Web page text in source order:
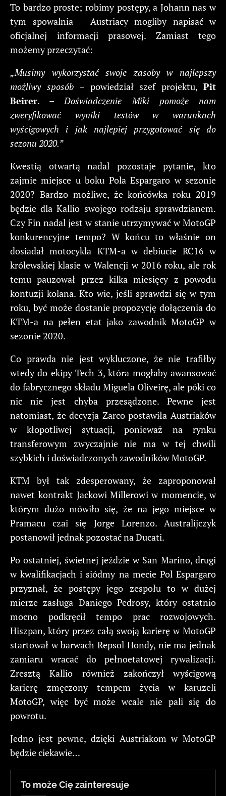
To bardzo proste; robimy postępy, a Johann nas w
tym spowalnia – Austriacy mogliby napisać w
oficjalnej informacji prasowej. Zamiast tego
możemy przeczytać:
„Musimy wykorzystać swoje zasoby w najlepszy
możliwy sposób– powiedział szef projektu,Pit
Beirer. – Doświadczenie Miki pomoże nam
zweryfikować wyniki testów w warunkach
wyścigowych i jak najlepiej przygotować się do
sezonu 2020.”
Kwestią otwartą nadal pozostaje pytanie, kto
zajmie miejsce u boku Pola Espargaro w sezonie
2020? Bardzo możliwe, że końcówka roku 2019
będzie dla Kallio swojego rodzaju sprawdzianem.
Czy Fin nadal jest w stanie utrzymywać w MotoGP
konkurencyjne tempo? W końcu to właśnie on
dosiadał motocykla KTM-a w debiucie RC16 w
królewskiej klasie w Walencji w 2016 roku, ale rok
temu pauzował przez kilka miesięcy z powodu
kontuzji kolana. Kto wie, jeśli sprawdzi się w tym
roku, być może dostanie propozycję dołączenia do
KTM-a na pełen etat jako zawodnik MotoGP w
sezonie 2020.
Co prawda nie jest wykluczone, że nie trafiłby
wtedy do ekipy Tech 3, która mogłaby awansować
do fabrycznego składu Miguela Oliveirę, ale póki co
nic nie jest chyba przesądzone. Pewne jest
natomiast, że decyzja Zarco postawiła Austriaków
w kłopotliwej sytuacji, ponieważ na rynku
transferowym zwyczajnie nie ma w tej chwili
szybkich i doświadczonych zawodników MotoGP.
KTM był tak zdesperowany, że zaproponował
nawet kontrakt Jackowi Millerowi w momencie, w
którym dużo mówiło się, że na jego miejsce w
Pramacu czai się Jorge Lorenzo. Australijczyk
postanowił jednak pozostać na Ducati.
Po ostatniej, świetnej jeździe w San Marino, drugi
w kwalifikacjach i siódmy na mecie Pol Espargaro
przyznał, że postępy jego zespołu to w dużej
mierze zasługa Daniego Pedrosy, który ostatnio
mocno podkręcił tempo prac rozwojowych.
Hiszpan, który przez całą swoją karierę w MotoGP
startował w barwach Repsol Hondy, nie ma jednak
zamiaru wracać do pełnoetatowej rywalizacji.
Zresztą Kallio również zakończył wyścigową
karierę zmęczony tempem życia w karuzeli
MotoGP, więc być może wcale nie pali się do
powrotu.
Jedno jest pewne, dzięki Austriakom w MotoGP
będzie ciekawie…
To może Cię zainteresuje